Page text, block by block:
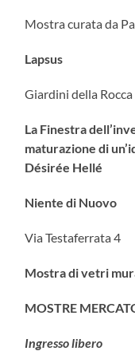
Mostra curata da
Lapsus
Giardini della
La Finestra
maturazione di
Désirée Hellé
Niente di Nuovo
Via Testaferrata 4
Mostra di vetri
MOSTRE
Ingresso libero